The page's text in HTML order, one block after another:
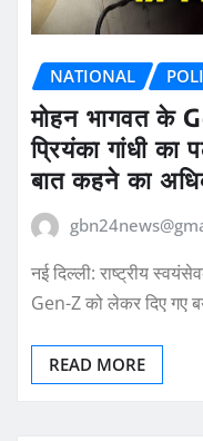
NATIONAL
मोहन भागवत के
प्रियंका गांधी का
बात कहने का
नई दिल्ली: राष्ट्रीय
Gen-Z को लेकर दिए गए
READ MORE